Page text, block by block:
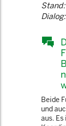
Stand:
Dialog:
Beide
und
aus.